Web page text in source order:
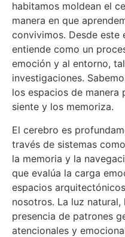
habitamos moldean el
manera en que
convivimos. Desde este
entiende como un
emoción y al entorno,
investigaciones.
los espacios de manera
siente y los memoriza.
El cerebro es
través de sistemas
la memoria y la
que evalúa la carga
espacios
nosotros. La luz
presencia de patrones
atencionales y